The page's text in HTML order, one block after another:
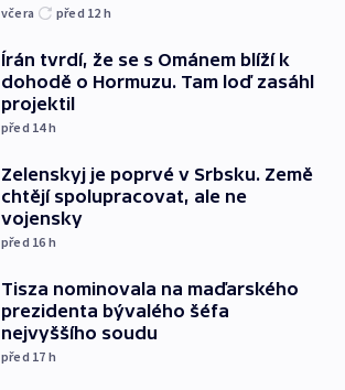
včera před 12 h
Írán tvrdí, že se s Ománem blíží k
dohodě o Hormuzu. Tam loď zasáhl
projektil
před 14h
Zelenskyj je poprvé v Srbsku. Země
chtějí spolupracovat, ale ne
vojensky
před 16 h
Tisza nominovala na maďarského
prezidenta bývalého šéfa
nejvyššího soudu
před 17 h